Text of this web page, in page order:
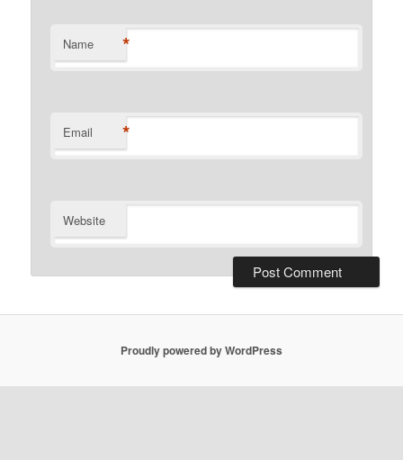
Name *
Email *
Website
Proudly powered by WordPress